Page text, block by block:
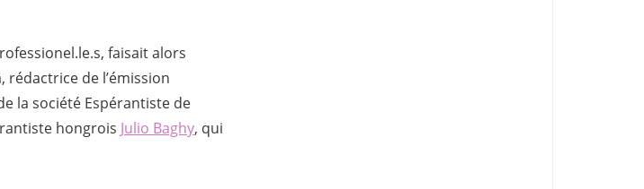
faisait alors
rédactrice de l’émission
la société Espérantiste de
hongrois Julio Baghy, qui